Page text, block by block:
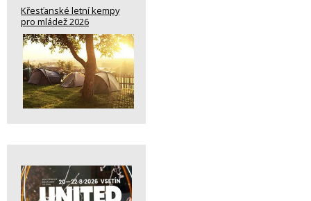
Křesťanské letní kempy
pro mládež 2026